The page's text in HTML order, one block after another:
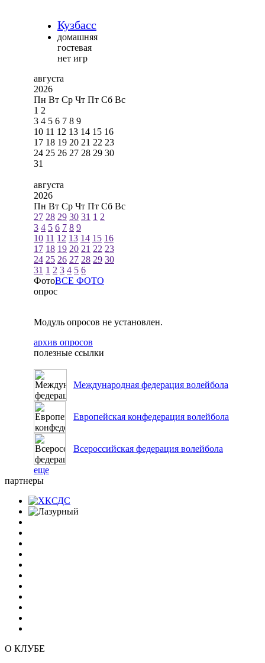
Кузбасс
домашняя
гостевая
нет игр
августа
2026
Пн Вт Ср Чт Пт Сб Вс
1 2
3 4 5 6 7 8 9
10 11 12 13 14 15 16
17 18 19 20 21 22 23
24 25 26 27 28 29 30
31
августа
2026
Пн Вт Ср Чт Пт Сб Вс
27 28 29 30 31 1 2
3 4 5 6 7 8 9
10 11 12 13 14 15 16
17 18 19 20 21 22 23
24 25 26 27 28 29 30
31 1 2 3 4 5 6
ФотоВСЕ ФОТО
опрос
Модуль опросов не установлен.
архив опросов
полезные ссылки
Международная федерация волейбола
Европейская конфедерация волейбола
Всероссийская федерация волейбола
еще
партнеры
О КЛУБЕ